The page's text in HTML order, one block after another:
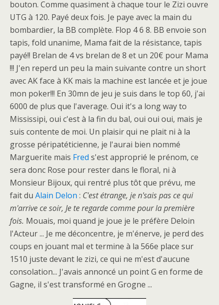
bouton. Comme quasiment à chaque tour le Zizi ouvre
UTG à 120. Payé deux fois. Je paye avec la main du
bombardier, la BB complète. Flop 4 6 8. BB envoie son
tapis, fold unanime, Mama fait de la résistance, tapis
payé!! Brelan de 4 vs brelan de 8 et un 20€ pour Mama
!!! J'en reperd un peu la main suivante contre un short
avec AK face à KK mais la machine est lancée et je joue
mon poker!!! En 30mn de jeu je suis dans le top 60, j'ai
6000 de plus que l'average. Oui it's a long way to
Mississipi, oui c'est à la fin du bal, oui oui oui, mais je
suis contente de moi. Un plaisir qui ne plait ni à la
grosse péripatéticienne, je l'aurai bien nommé
Marguerite mais Fred s'est approprié le prénom, ce
sera donc Rose pour rester dans le floral, ni à
Monsieur Bijoux, qui rentré plus tôt que prévu, me
fait du Alain Delon : C'est étrange, je n'sais pas ce qui
m'arrive ce soir, Je te regarde comme pour la première
fois. Mouais, moi quand je joue je le préfère Deloin
l'Acteur ... Je me déconcentre, je m'énerve, je perd des
coups en jouant mal et termine à la 566e place sur
1510 juste devant le zizi, ce qui ne m'est d'aucune
consolation... J'avais annoncé un point G en forme de
Gagne, il s'est transformé en Grogne ...